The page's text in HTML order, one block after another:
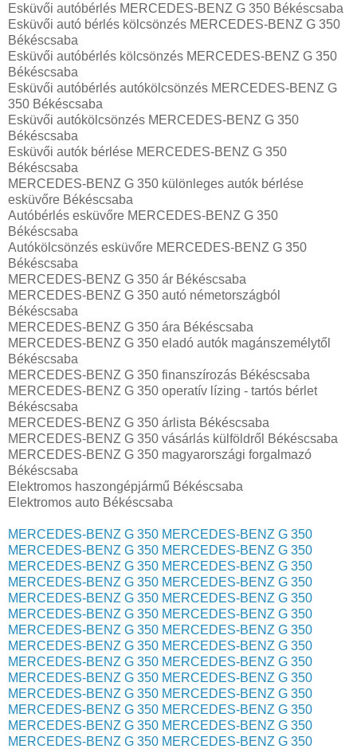
Esküvői autóbérlés MERCEDES-BENZ G 350 Békéscsaba
Esküvői autó bérlés kölcsönzés MERCEDES-BENZ G 350
Békéscsaba
Esküvői autóbérlés kölcsönzés MERCEDES-BENZ G 350
Békéscsaba
Esküvői autóbérlés autókölcsönzés MERCEDES-BENZ G
350 Békéscsaba
Esküvői autókölcsönzés MERCEDES-BENZ G 350
Békéscsaba
Esküvői autók bérlése MERCEDES-BENZ G 350
Békéscsaba
MERCEDES-BENZ G 350 különleges autók bérlése
esküvőre Békéscsaba
Autóbérlés esküvőre MERCEDES-BENZ G 350
Békéscsaba
Autókölcsönzés esküvőre MERCEDES-BENZ G 350
Békéscsaba
MERCEDES-BENZ G 350 ár Békéscsaba
MERCEDES-BENZ G 350 autó németországból
Békéscsaba
MERCEDES-BENZ G 350 ára Békéscsaba
MERCEDES-BENZ G 350 eladó autók magánszemélytől
Békéscsaba
MERCEDES-BENZ G 350 finanszírozás Békéscsaba
MERCEDES-BENZ G 350 operatív lízing - tartós bérlet
Békéscsaba
MERCEDES-BENZ G 350 árlista Békéscsaba
MERCEDES-BENZ G 350 vásárlás külföldről Békéscsaba
MERCEDES-BENZ G 350 magyarországi forgalmazó
Békéscsaba
Elektromos haszongépjármű‎ Békéscsaba
Elektromos auto‎ Békéscsaba
MERCEDES-BENZ G 350 MERCEDES-BENZ G 350
MERCEDES-BENZ G 350 MERCEDES-BENZ G 350
MERCEDES-BENZ G 350 MERCEDES-BENZ G 350
MERCEDES-BENZ G 350 MERCEDES-BENZ G 350
MERCEDES-BENZ G 350 MERCEDES-BENZ G 350
MERCEDES-BENZ G 350 MERCEDES-BENZ G 350
MERCEDES-BENZ G 350 MERCEDES-BENZ G 350
MERCEDES-BENZ G 350 MERCEDES-BENZ G 350
MERCEDES-BENZ G 350 MERCEDES-BENZ G 350
MERCEDES-BENZ G 350 MERCEDES-BENZ G 350
MERCEDES-BENZ G 350 MERCEDES-BENZ G 350
MERCEDES-BENZ G 350 MERCEDES-BENZ G 350
MERCEDES-BENZ G 350 MERCEDES-BENZ G 350
MERCEDES-BENZ G 350 MERCEDES-BENZ G 350